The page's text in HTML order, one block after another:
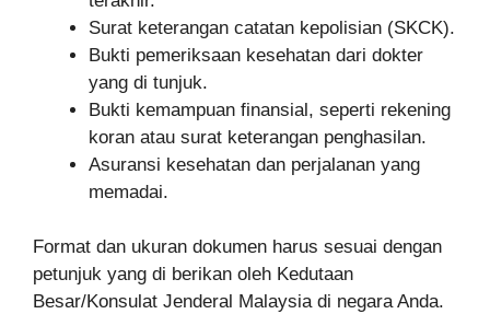
Surat keterangan catatan kepolisian (SKCK).
Bukti pemeriksaan kesehatan dari dokter
yang di tunjuk.
Bukti kemampuan finansial, seperti rekening
koran atau surat keterangan penghasilan.
Asuransi kesehatan dan perjalanan yang
memadai.
Format dan ukuran dokumen harus sesuai dengan
petunjuk yang di berikan oleh Kedutaan
Besar/Konsulat Jenderal Malaysia di negara Anda.